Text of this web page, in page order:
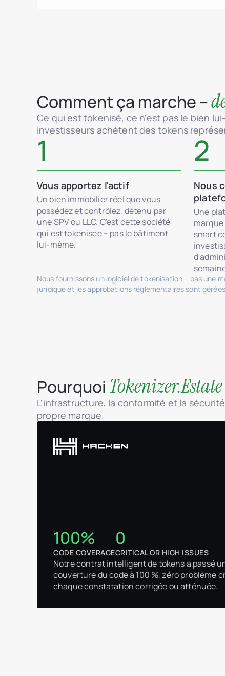
Comment ça marche –
Ce qui est tokenisé, ce n'est pas le bien
investisseurs achètent des tokens
1
Vous apportez l'actif
Un bien immobilier réel que vous
possédez et contrôlez, détenu par
une SPV ou LLC. C'est cette société
qui est tokenisée – pas le bâtiment
lui-même.
2
Nous
Une
smart
Nous fournissons un logiciel de tokenisation – pas une
juridique et les approbations réglementaires sont
Pourquoi Tokenizer.Estate
L'infrastructure, la conformité et la
propre marque.
100%
CODE COVERAGE
0
CRITICAL OR HIGH ISSUES
Notre contrat intelligent de tokens a passé
couverture du code à 100 %, zéro problème
chaque constatation corrigée ou atténuée.